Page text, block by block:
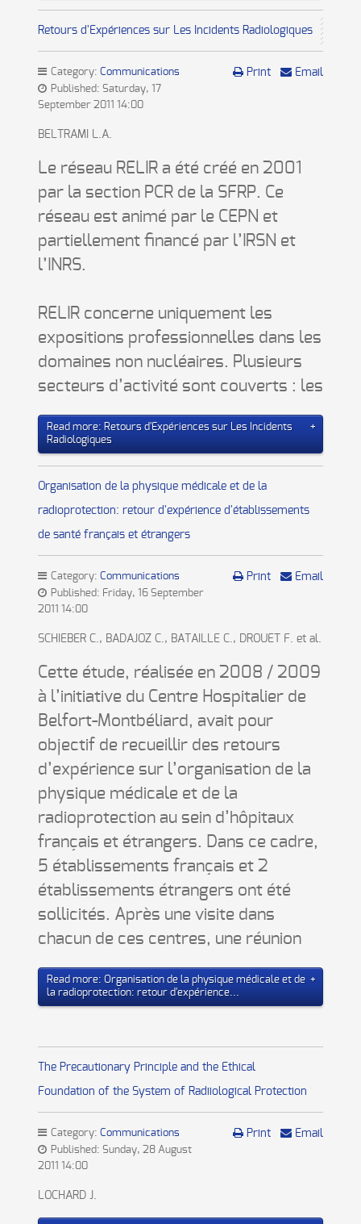
Retours d'Expériences sur Les Incidents Radiologiques
Print Email
Category: Communications
Published: Saturday, 17
September 2011 14:00
BELTRAMI L.A.
Le réseau RELIR a été créé en 2001
par la section PCR de la SFRP. Ce
réseau est animé par le CEPN et
partiellement financé par l’IRSN et
l’INRS.
RELIR concerne uniquement les
expositions professionnelles dans les
domaines non nucléaires. Plusieurs
secteurs d’activité sont couverts : les
Read more: Retours d'Expériences sur Les Incidents
Radiologiques
Organisation de la physique médicale et de la
radioprotection: retour d'expérience d'établissements
de santé français et étrangers
Print Email
Category: Communications
Published: Friday, 16 September
2011 14:00
SCHIEBER C., BADAJOZ C., BATAILLE C., DROUET F. et al.
Cette étude, réalisée en 2008 / 2009
à l’initiative du Centre Hospitalier de
Belfort-Montbéliard, avait pour
objectif de recueillir des retours
d’expérience sur l’organisation de la
physique médicale et de la
radioprotection au sein d’hôpitaux
français et étrangers. Dans ce cadre,
5 établissements français et 2
établissements étrangers ont été
sollicités. Après une visite dans
chacun de ces centres, une réunion
Read more: Organisation de la physique médicale et de
la radioprotection: retour d'expérience...
The Precautionary Principle and the Ethical
Foundation of the System of Radiiological Protection
Print Email
Category: Communications
Published: Sunday, 28 August
2011 14:00
LOCHARD J.